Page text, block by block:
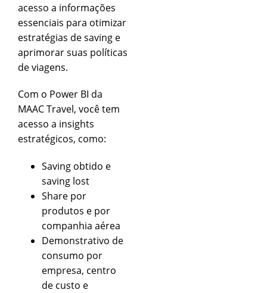
acesso a informações
essenciais para otimizar
estratégias de saving e
aprimorar suas políticas
de viagens.
Com o Power BI da
MAAC Travel, você tem
acesso a insights
estratégicos, como:
Saving obtido e
saving lost
Share por
produtos e por
companhia aérea
Demonstrativo de
consumo por
empresa, centro
de custo e